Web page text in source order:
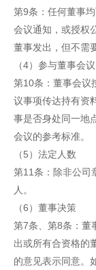
第9条：任何董事
会议通知，或授权
董事发出，但不需
（4）参与董事会议
第10条：董事会议
议事项传达持有资
事是否身处同一地
会议的参考标准。
（5）法定人数
第11条：除非公司
人。
（6）董事决策
第7条、第8条：董
出或所有合资格的
的意见表示同意。